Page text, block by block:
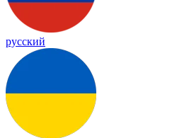
русский